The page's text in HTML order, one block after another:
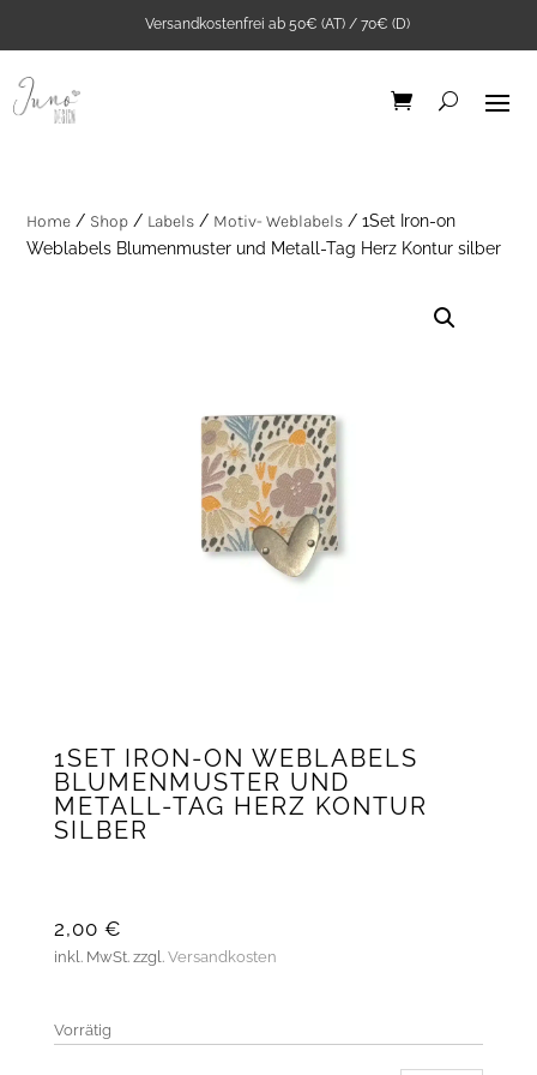
Versandkostenfrei ab 50€ (AT) / 70€ (D)
Home / Shop / Labels / Motiv- Weblabels / 1Set Iron-on
Weblabels Blumenmuster und Metall-Tag Herz Kontur silber
1SET IRON-ON WEBLABELS
BLUMENMUSTER UND
METALL-TAG HERZ KONTUR
SILBER
2,00 €
inkl. MwSt. zzgl. Versandkosten
Vorrätig